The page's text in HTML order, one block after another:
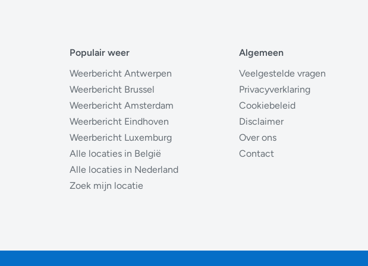
Populair weer
Weerbericht Antwerpen
Weerbericht Brussel
Weerbericht Amsterdam
Weerbericht Eindhoven
Weerbericht Luxemburg
Alle locaties in België
Alle locaties in Nederland
Zoek mijn locatie
Algemeen
Veelgestelde vragen
Privacyverklaring
Cookiebeleid
Disclaimer
Over ons
Contact